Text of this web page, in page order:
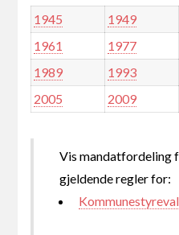
1945 1949
1961
1977
1989
1993
2005
2009
Vis mandatfordeling
gjeldende regler for: